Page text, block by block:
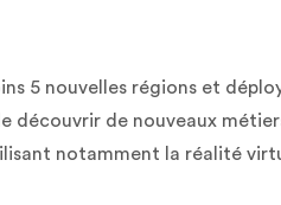
5 nouvelles régions et
découvrir de nouveaux
notamment la réalité